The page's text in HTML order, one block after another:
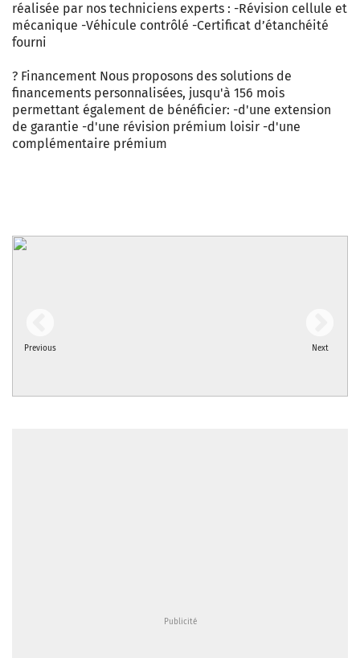
réalisée par nos techniciens experts : -Révision cellule et
mécanique -Véhicule contrôlé -Certificat d’étanchéité
fourni
? Financement Nous proposons des solutions de
financements personnalisées, jusqu'à 156 mois
permettant également de bénéficier: -d'une extension
de garantie -d'une révision prémium loisir -d'une
complémentaire prémium
Previous Next